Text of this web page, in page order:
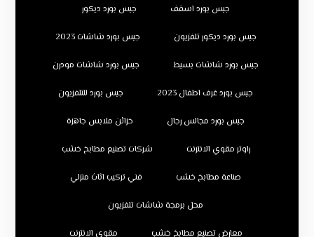
جبس بورد اسقف جبس بورد ديكور
جبس بورد ديكور تلفزيون جبس بورد شاشات 2023
جبس بورد شاشات بسيط جبس بورد شاشات مودرن
جبس بورد غرف اطفال 2023 جبس بورد للتلفزيون
جبس بورد مجالس رجال خزائن ملابس جاهزة
راوتر مقوي الانترنت شركات تصنيع مطابخ خشب
صناعة مطابخ خشب فني تركيب اثاث منزلي
محل برمجة شاشات تلفزيون
معارض تصنيع مطابخ خشب مقوي الانترنت